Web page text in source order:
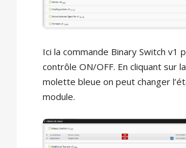
Ici la commande Binary Switch v1
contrôle ON/OFF. En cliquant sur
molette bleue on peut changer
module.